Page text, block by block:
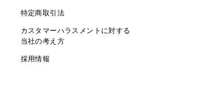
特定商取引法
カスタマーハラスメントに対する
当社の考え方
採用情報